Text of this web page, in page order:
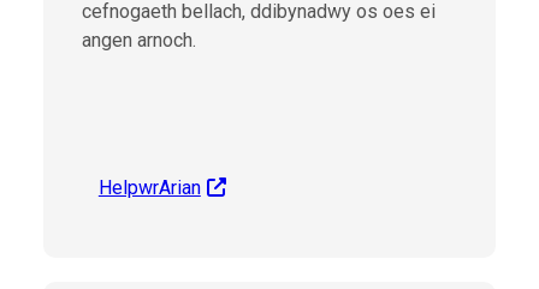
cefnogaeth bellach, ddibynadwy os oes ei
angen arnoch.
HelpwrArian